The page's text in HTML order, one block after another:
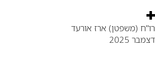
(משפטן) ארז אורעד
2025